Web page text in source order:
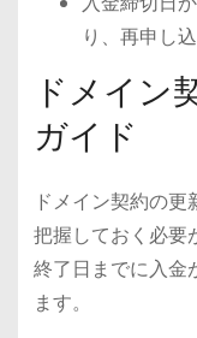
り、再申し
ドメイン
ガイド
ドメイン契約の
把握しておく必要
終了日までに入金
ます。